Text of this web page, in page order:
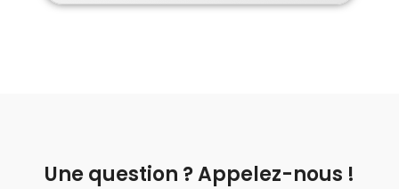
Une question ? Appelez-nous !